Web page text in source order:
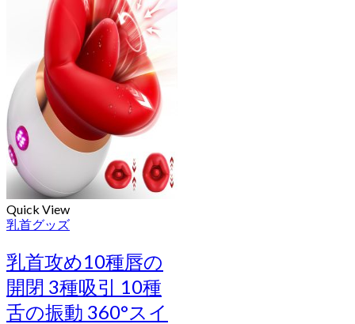
Quick View
乳首グッズ
乳首攻め10種唇の
開閉 3種吸引 10種
舌の振動 360°スイ